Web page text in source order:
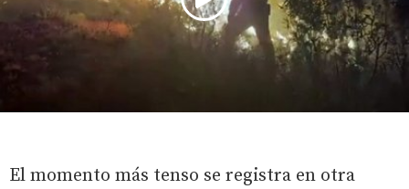
El momento más tenso se registra en otra